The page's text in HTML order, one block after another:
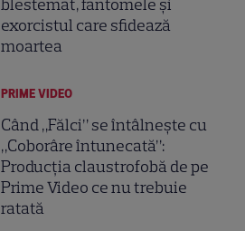
blestemat, fantomele și
exorcistul care sfidează
moartea
PRIME VIDEO
Când „Fălci” se întâlnește cu
„Coborâre întunecată”:
Producția claustrofobă de pe
Prime Video ce nu trebuie
ratată